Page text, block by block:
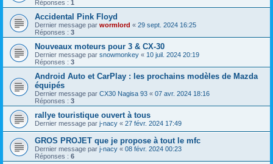
Réponses : 1
Accidental Pink Floyd
Dernier message par wormlord « 29 sept. 2024 16:25
Réponses : 3
Nouveaux moteurs pour 3 & CX-30
Dernier message par snowmonkey « 10 juil. 2024 20:19
Réponses : 3
Android Auto et CarPlay : les prochains modèles de Mazda
équipés
Dernier message par CX30 Nagisa 93 « 07 avr. 2024 18:16
Réponses : 3
rallye touristique ouvert à tous
Dernier message par j-nacy « 27 févr. 2024 17:49
GROS PROJET que je propose à tout le mfc
Dernier message par j-nacy « 08 févr. 2024 00:23
Réponses : 6